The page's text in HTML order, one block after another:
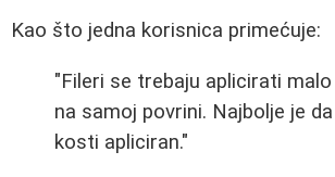
Kao što jedna korisnica primećuje:
"Fileri se trebaju aplicirati malo
na samoj povrini. Najbolje je
kosti apliciran."